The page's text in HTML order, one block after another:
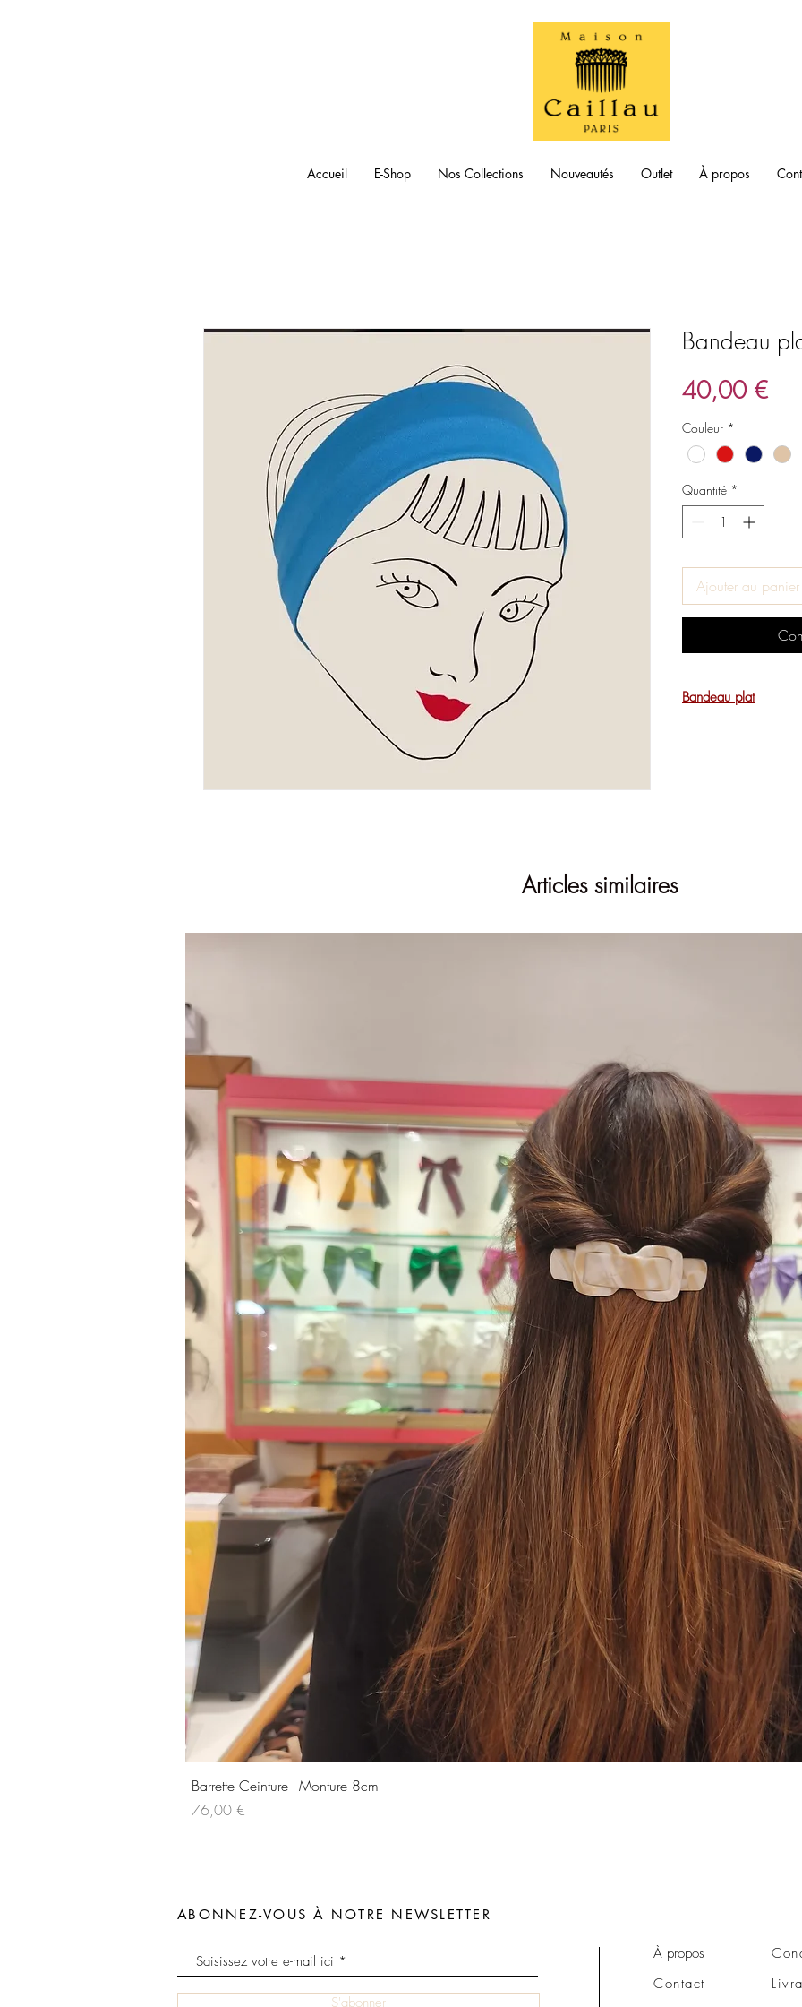
Accueil E-Shop Nos Collections Nouveautés Outlet À propos
Bandeau
40,00 €Prix
Couleur *
Quantité *
Ajouter au panier
Bandeau plat
Articles similaires
Barrette Ceinture - Monture 8cm
Prix
76,00 €
ABONNEZ-VOUS À NOTRE NEWSLETTER
S'abonner
À propos
Contact